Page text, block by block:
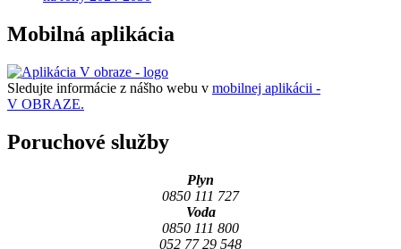
Mobilná aplikácia
Sledujte informácie z nášho webu v mobilnej aplikácii -
V OBRAZE.
Poruchové služby
Plyn
0850 111 727
Voda
0850 111 800
052 77 29 548